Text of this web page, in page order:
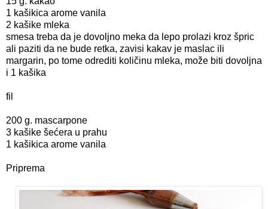
1 kašikica arome vanila
2 kašike mleka
smesa treba da je dovoljno meka da lepo prolazi kroz špric
ali paziti da ne bude retka, zavisi kakav je maslac ili
margarin, po tome odrediti količinu mleka, može biti dovoljna
i 1 kašika
fil
200 g. mascarpone
3 kašike šećera u prahu
1 kašikica arome vanila
Priprema